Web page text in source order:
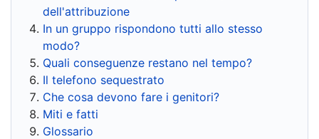
dell'attribuzione
In un gruppo rispondono tutti allo stesso
modo?
Quali conseguenze restano nel tempo?
Il telefono sequestrato
Che cosa devono fare i genitori?
Miti e fatti
Glossario